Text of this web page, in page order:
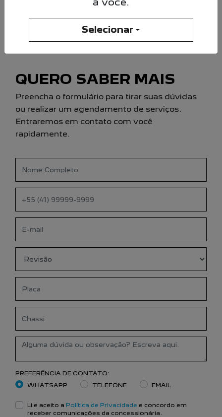
*Serviços oferecidos dentro do período
da garantia.
QUERO SABER MAIS
Preencha o formulário para tirar suas dúvidas
ou realizar um agendamento de serviços.
Entraremos em contato com você
rapidamente.
PREFERÊNCIA DE CONTATO:
WHATSAPP
TELEFONE EMAIL
Li e aceito a Política de Privacidade e concordo em
receber comunicações da concessionária.
Selecionar